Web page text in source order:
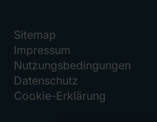
Sitemap
Impressum
Nutzungsbedingungen
Datenschutz
Cookie-Erklärung